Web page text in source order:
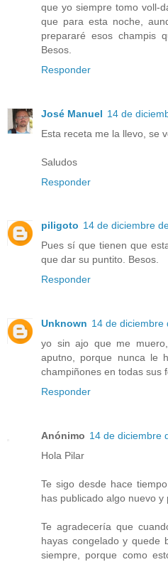
que yo siempre tomo voll-
que para esta noche,
prepararé esos champis
Besos.
Responder
José Manuel 14 de
Esta receta me la llevo, se
Saludos
Responder
piligoto 14 de diciembre
Pues sí que tienen que
que dar su puntito. Besos.
Responder
Unknown 14 de diciembre
yo sin ajo que me
aputno, porque nunca le
champiñones en todas sus
Responder
Anónimo 14 de diciembre
Hola Pilar
Te sigo desde hace
has publicado algo nuevo y
Te agradecería que
hayas congelado y quede
siempre, porque como